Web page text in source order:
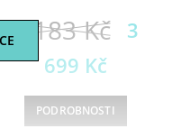
5 183Kč
3
699 Kč
PODROBNOSTI